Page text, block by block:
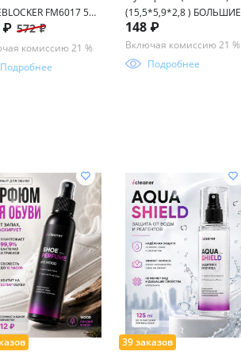
FM6017 52-
₽ 572 ₽
комиссию 21 %
Подробнее
(15,5*5,9*2,8 ) БОЛЬШИЕ
148 ₽
Включая комиссию 21 %
Подробнее